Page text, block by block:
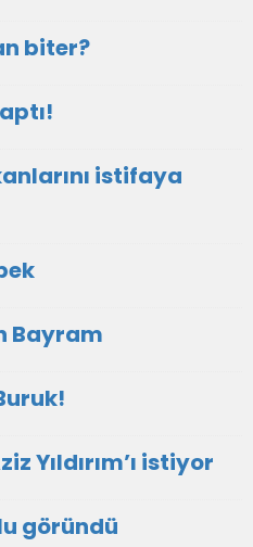
biter?
istifaya
Bayram
Yıldırım’ı istiyor
göründü